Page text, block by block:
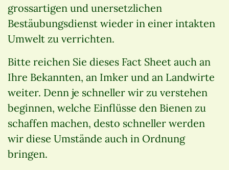
grossartigen und unersetzlichen
Bestäubungsdienst wieder in einer intakten
Umwelt zu verrichten.
Bitte reichen Sie dieses Fact Sheet auch an
Ihre Bekannten, an Imker und an Landwirte
weiter. Denn je schneller wir zu verstehen
beginnen, welche Einflüsse den Bienen zu
schaffen machen, desto schneller werden
wir diese Umstände auch in Ordnung
bringen.